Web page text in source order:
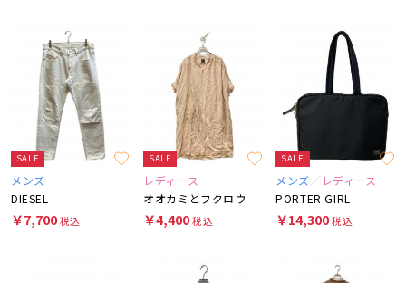
SALE
メンズ
DIESEL
￥7,700税込
SALE
レディース
オオカミとフクロウ
￥4,400税込
SALE
メンズ
レディース
PORTER GIRL
￥14,300税込